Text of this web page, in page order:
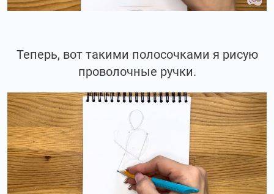
Теперь, вот такими полосочками я рисую
проволочные ручки.